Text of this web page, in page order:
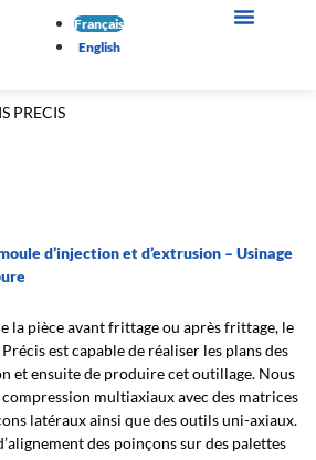
Français
English
PRECIS
d’injection et d’extrusion – Usinage
la pièce avant frittage ou après frittage, le
est capable de réaliser les plans des
et ensuite de produire cet outillage. Nous
multiaxiaux avec des matrices
latéraux ainsi que des outils uni-axiaux.
des poinçons sur des palettes